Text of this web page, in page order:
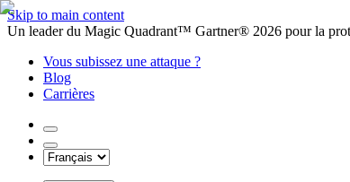
Skip to main content
Un leader du Magic Quadrant™ Gartner® 2026 pour la
Vous subissez une attaque ?
Blog
Carrières